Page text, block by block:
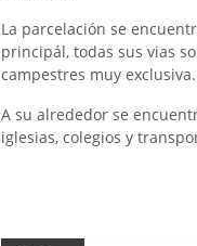
La parcelación se
principál, todas sus vias
campestres muy exclusiva.
A su alrededor se
iglesias, colegios y